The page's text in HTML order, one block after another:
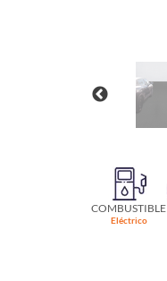
COMBUSTIBLE
Eléctrico